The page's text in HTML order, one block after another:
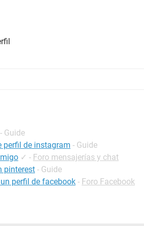
- Guide
perfil de instagram - Guide
✓ - Foro mensajerías y chat
pinterest - Guide
perfil de facebook - Foro Facebook